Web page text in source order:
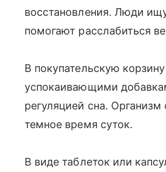
восстановления. Люди
помогают расслабиться
В покупательскую
успокаивающими
регуляцией сна.
темное время суток.
В виде таблеток или